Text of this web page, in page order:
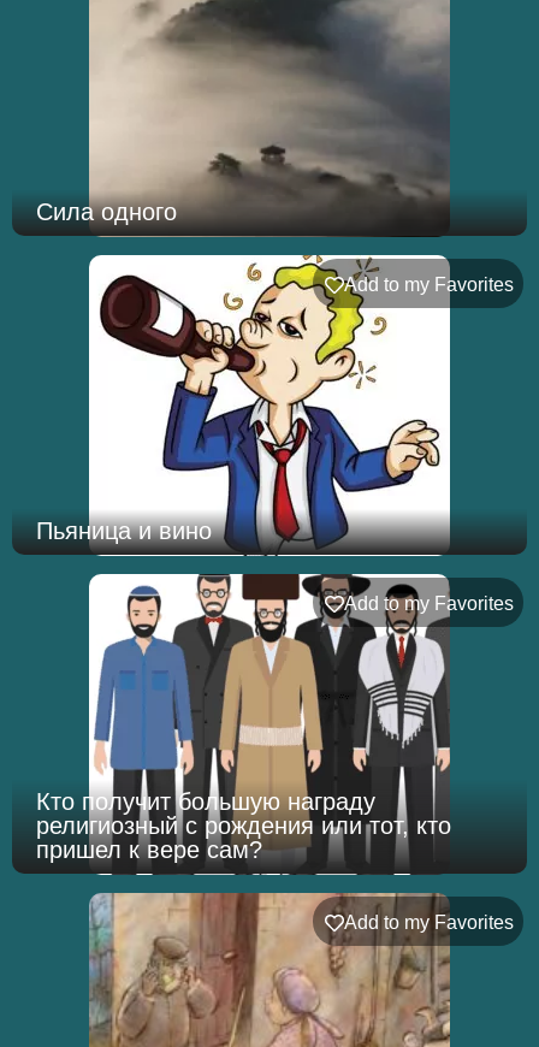
Сила одного
Add to my Favorites
Пьяница и вино
Add to my Favorites
Кто получит большую награду
религиозный с рождения или тот, кто
пришел к вере сам?
Add to my Favorites